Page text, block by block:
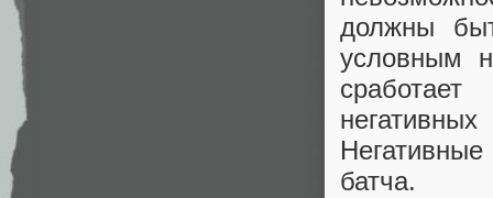
должны
условным
батча.